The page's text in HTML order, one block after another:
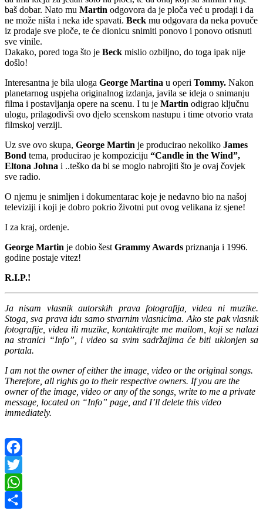
baš dobar. Nato mu Martin odgovora da je ploča već u prodaji i da
ne može ništa i neka ide spavati. Beck mu odgovara da neka povuče
iz prodaje sve ploče, te će dionicu snimiti ponovo i ponovo otisnuti
sve vinile.
Dakako, pored toga što je Beck mislio ozbiljno, do toga ipak nije
došlo!
Interesantna je bila uloga George Martina u operi Tommy. Nakon
planetarnog uspjeha originalnog izdanja, javila se ideja o snimanju
filma i postavljanja opere na scenu. I tu je Martin odigrao ključnu
ulogu, prilagodivši ovo djelo scenskom nastupu i time otvorio vrata
filmskoj verziji.
Uz sve ovo skupa, George Martin je producirao nekoliko James
Bond tema, producirao je kompoziciju “Candle in the Wind”,
Eltona Johna i ..teško da bi se moglo nabrojiti što je ovaj čovjek
sve radio.
O njemu je snimljen i dokumentarac koje je nedavno bio na našoj
televiziji i koji je dobro pokrio životni put ovog velikana iz sjene!
I za kraj, ordenje.
George Martin je dobio šest Grammy Awards priznanja i 1996.
godine postaje vitez!
R.I.P.!
Ja nisam vlasnik autorskih prava fotografija, videa ni muzike.
Stoga, sva prava idu samo stvarnim vlasnicima. Ako ste pak vlasnik
fotografije, videa ili muzike, kontaktirajte me mailom, koji se nalazi
na stranici “Info”, i video sa svim sadržajima će biti uklonjen sa
portala.
I am not the owner of either the image, video or the original songs.
Therefore, all rights go to their respective owners. If you are the
owner of the image, video or any of the songs, write to me a private
message, located on “Info” page, and I’ll delete this video
immediately.
Facebook
Twitter
WhatsApp